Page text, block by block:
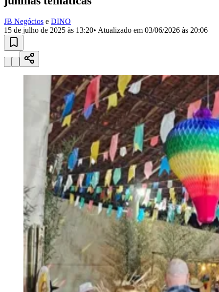
JubranBelval Bethaville
VistaCalifórniaCarapicuíbaCentroChácaras MarcoCidades da
Região
MilitarItapevi
Califórnia
EsperançaJardim Graziela
Jardim LíbanoJardim Maria CristinaJardim Maria HelenaJardim
Jardim Paraíso Jardim Paulista Jardim ReginaliceJardim São
Jardim São PedroJardim São SilvestreJardim SilveiraJardim
Jardim TupanciMutingaNova AldeinhaOsascoParque dos
Parque ImperialParque Santa LuziaParque VianaPirapora
Recanto Phrynéa Santana de
Silveira Tamboré Vale do SolVila BarrosVila Boa VistaVila
Vila Engenho NovoVila MárciaVila Nossa Sra. da
Vila Porto
Votupoca
Para Sua Empresa
Anuncie no Portal
Guia de Empresas
Divulgar VagasNovo
Publicidade Legal
Negócios Regionais
Turismo
Segurança Regional
Hospitais Estaduais
Parques & Represas
Cidades da Região
Santana de Parnaíba
Osasco CarapicuíbaJandiraItapeviCotia Pirapora
do Bom Jesus AraçariguamaCajamarCaieirasFranco da
JB Negócios e DINO
15 de julho de 2025 às 13:20• Atualizado em 03/06/2026 às 20:06